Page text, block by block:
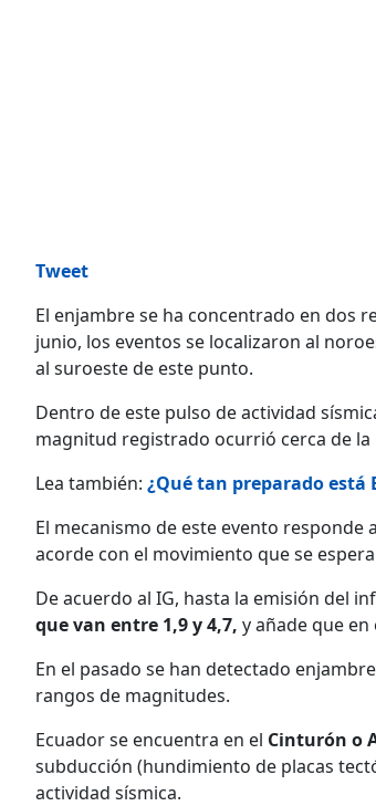
Tweet
El enjambre se ha concentrado en dos
junio, los eventos se localizaron al
al suroeste de este punto.
Dentro de este pulso de actividad
magnitud registrado ocurrió cerca de
Lea también: ¿Qué tan preparado
El mecanismo de este evento responde
acorde con el movimiento que se
De acuerdo al IG, hasta la emisión del
que van entre 1,9 y 4,7, y añade que
En el pasado se han detectado
rangos de magnitudes.
Ecuador se encuentra en el Cinturón o
subducción (hundimiento de placas
actividad sísmica.